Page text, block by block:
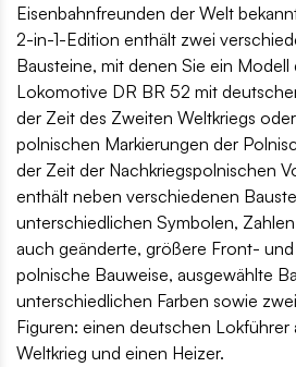
Eisenbahnfreunden der Welt
2-in-1-Edition enthält zwei
Bausteine, mit denen Sie ein
Lokomotive DR BR 52 mit
der Zeit des Zweiten Weltkriegs
polnischen Markierungen der
der Zeit der Nachkriegspolnischen
enthält neben verschiedenen
unterschiedlichen Symbolen,
auch geänderte, größere Front-
polnische Bauweise, ausgewählte
unterschiedlichen Farben sowie
Figuren: einen deutschen Lokführer
Weltkrieg und einen Heizer.